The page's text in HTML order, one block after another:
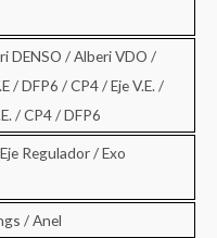
DENSO / Alberi VDO /
/ DFP6 / CP4 / Eje V.E. /
/ CP4 / DFP6
Regulador / Exo
/ Anel